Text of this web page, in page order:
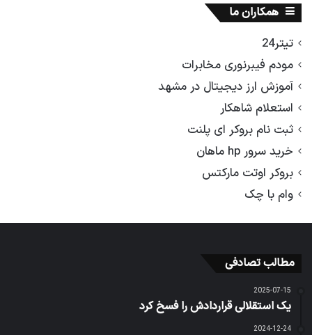
همکاران ما
تیتر24
مودم فیبرنوری مخابرات
آموزش ارز دیجیتال در مشهد
استعلام شاهکار
ثبت نام بروکر ای پلنت
خرید سرور hp ماهان
بروکر اوتت مارکتس
وام با چک
مطالب تصادفی
2025-07-15
یک استقلالی قراردادش را فسخ کرد
2024-12-24